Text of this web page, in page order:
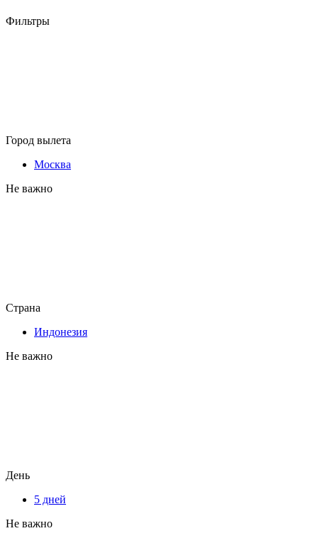
Фильтры
Город вылета
Москва
Не важно
Страна
Индонезия
Не важно
День
5 дней
Не важно